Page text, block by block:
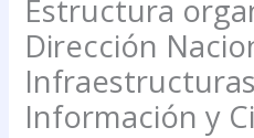
Estructura
Dirección
Información y